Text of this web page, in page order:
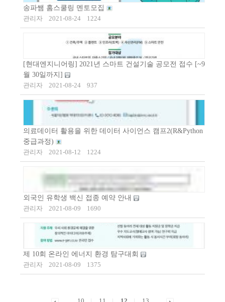
송파쌤 홈스쿨링 멘토모집
관리자
2021-08-24 1224
[현대엔지니어링] 2021년 스마트 건설기술 공모전 접수 [~9
월 30일까지]
관리자
2021-08-24 937
의료데이터 활용을 위한 데이터 사이언스 캠프2(R&Python
중급과정)
관리자
2021-08-12 1224
외국인 유학생 백신 접종 예약 안내
관리자
2021-08-09 1690
제 10회 온라인 에너지 환경 탐구대회
관리자
2021-08-09 1375